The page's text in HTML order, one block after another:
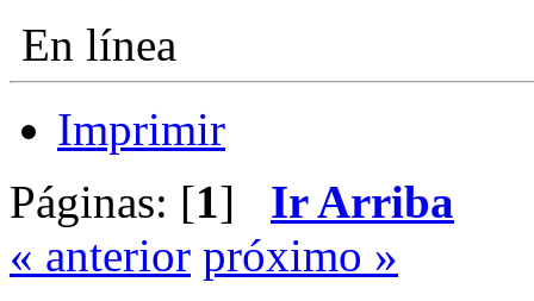
En línea
Imprimir
Páginas: [1] Ir Arriba
« anterior próximo »